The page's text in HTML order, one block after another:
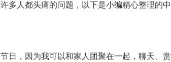
多人都头痛的问题，以下是小编精心整理的中
日，因为我可以和家人团聚在一起，聊天、赏